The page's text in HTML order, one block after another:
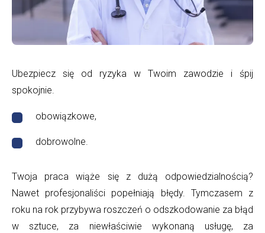
ochrona
prawna
DFS24
Ubezpiecz się od ryzyka w Twoim zawodzie i śpij
spokojnie.
obowiązkowe,
dobrowolne.
Twoja praca wiąże się z dużą odpowiedzialnością?
Nawet profesjonaliści popełniają błędy. Tymczasem z
roku na rok przybywa roszczeń o odszkodowanie za błąd
w sztuce, za niewłaściwie wykonaną usługę, za